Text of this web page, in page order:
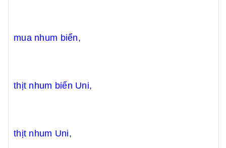
mua nhum biển,
thịt nhum biển Uni,
thịt nhum Uni,